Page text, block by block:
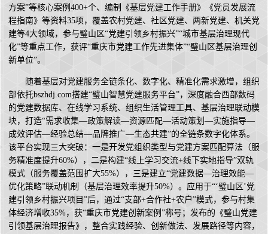
方案”等核心案例400+个、编制《基层党建工作手册》《党员发展流
程指南》等资料35项，覆盖农村党建、社区党建、两新党建、机关党
建等4大领域，参与璧山区“党建引领乡村振兴”“城市基层治理现代
化”等重点工作，获评“重庆市党建工作先进集体”“璧山区基层治理创
新单位”。
随着基层对党建服务全链条化、数字化、精准化需求激增，组织
部依托bszhdj.com搭建“璧山智慧党建服务平台”，深度融合西部数码
的党建数据库、在线学习系统、组织生活管理工具、基层治理联动模
块，打造“需求收集—政策解读—资源匹配—活动策划—实施指导—
成效评估—经验总结—品牌推广—生态共建”的全链条数字化体系。
该平台实现三大突破：一是开发党组织类型与党建方案匹配算法（服
务精准度提升60%），二是构建“线上学习交流+线下实地指导”双轨
模式（服务覆盖范围扩大55%），三是建立“党建数据—治理效能—
优化策略”联动机制（基层治理效率提升50%）。应用于“‘璧山区’党
建引领乡村振兴项目”后，通过“支部+合作社+农户”模式，参与村集
体经济增收35%，获“重庆市党建创新案例”称号；发布的《璧山党建
引领基层治理报告》，整合实践经验、创新做法、发展路径等内容，